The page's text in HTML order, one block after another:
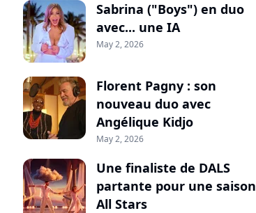
Sabrina ("Boys") en duo
avec... une IA
May 2, 2026
Florent Pagny : son
nouveau duo avec
Angélique Kidjo
May 2, 2026
Une finaliste de DALS
partante pour une saison
All Stars